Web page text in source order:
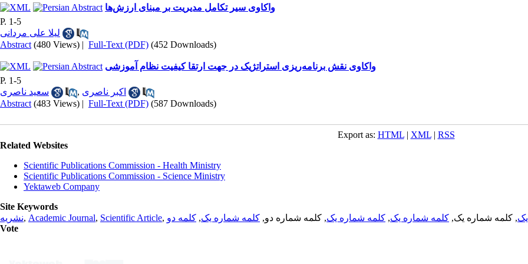
واکاوی سیر تکامل مدیریت بر مبنای ارزش‌ها
P. 1-5
لیلا علی مردانی
Abstract (480 Views) | Full-Text (PDF) (452 Downloads)
واکاوی نقش برنامه‌ریزی استراتژیک در جهت ارتقا کیفیت نظام آموزشی
P. 1-5
سعید ناصری
, اکبر ناصری
Abstract (483 Views) | Full-Text (PDF) (587 Downloads)
Export as: HTML| XML| RSS
Related Websites
Scientific Publications Commission - Health Ministry
Scientific Publications Commission - Science Ministry
Yektaweb Company
Site Keywords
نشریه, Academic Journal, Scientific Article, , کلمه شماره یک, کلمه شماره یک, کلمه شماره یک, کلمه شماره دو, کلمه شماره یک, کلمه دو
Vote